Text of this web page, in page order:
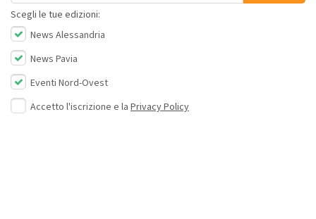
Scegli le tue edizioni:
News Alessandria
News Pavia
Eventi Nord-Ovest
Accetto l'iscrizione e la Privacy Policy